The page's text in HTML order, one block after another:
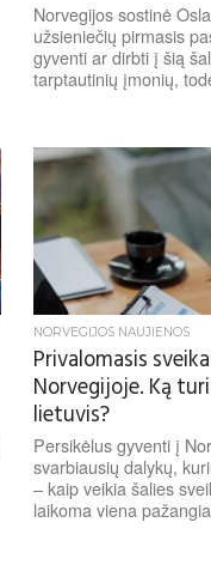
Norvegijos sostinė
užsieniečių pirmasis
gyventi ar dirbti į šią
tarptautinių įmonių,
NORVEGIJOS NAUJIENOS
Privalomasis
Norvegijoje. Ką
lietuvis?
Persikėlus gyventi į
svarbiausių dalykų,
– kaip veikia šalies
laikoma viena